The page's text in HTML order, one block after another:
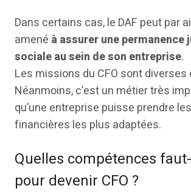
Dans certains cas, le DAF peut par
amené à assurer une permanence
sociale au sein de son entreprise.
Les missions du CFO sont diverses
Néanmoins, c’est un métier très
qu’une entreprise puisse prendre
financières les plus adaptées.
Quelles compétences
pour devenir CFO ?